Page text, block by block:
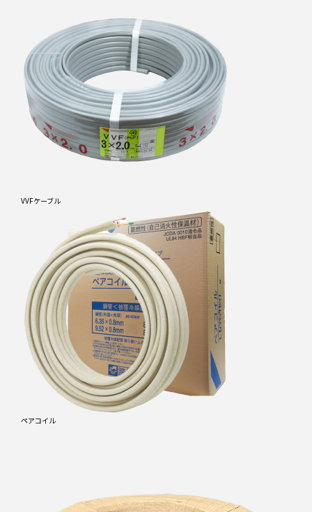
VVFケーブル
ペアコイル